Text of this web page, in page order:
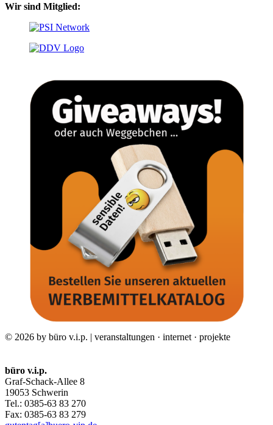
Wir sind Mitglied:
© 2026 by büro v.i.p. | veranstaltungen · internet · projekte
büro v.i.p.
Graf-Schack-Allee 8
19053 Schwerin
Tel.: 0385-63 83 270
Fax: 0385-63 83 279